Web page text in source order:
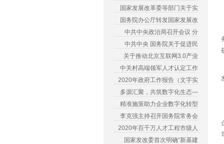
国家发展改革委等部门关于实
国务院办公厅转发国家发展改
中共中央政治局召开会议 分
中共中央 国务院关于促进民
关于推动北京互联网3.0产业
中关村高端领军人才认定工作
2020年政府工作报告（文字实
多源汇聚，共筑数字化生态—
精准施策助力企业数字化转型
李克强主持召开国务院常务会
2020年百千万人才工程市级人
国家发改委首次明确“新基建